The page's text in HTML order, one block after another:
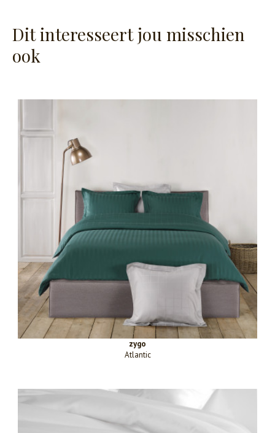
Dit interesseert jou misschien
ook
zygo
Atlantic